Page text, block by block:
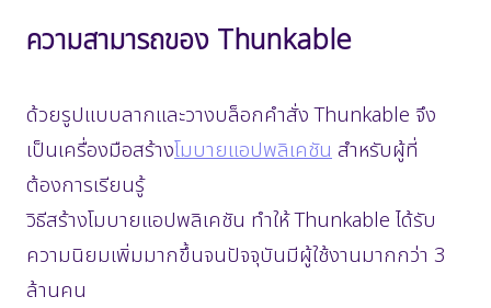
ความสามารถของ Thunkable
ด้วยรูปแบบลากและวางบล็อกคำสั่ง Thunkable จึง
เป็นเครื่องมือสร้างโมบายแอปพลิเคชัน สำหรับผู้ที่
ต้องการเรียนรู้
วิธีสร้างโมบายแอปพลิเคชัน ทำให้ Thunkable ได้รับ
ความนิยมเพิ่มมากขึ้นจนปัจจุบันมีผู้ใช้งานมากกว่า 3
ล้านคน